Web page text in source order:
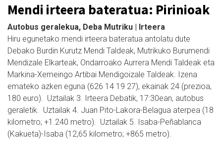
Mendi irteera bateratua: Pirinioak
Autobus geralekua, Deba Mutriku | Irteera
Hiru egunetako mendi irteera bateratua antolatu dute
Debako Burdin Kurutz Mendi Taldeak, Mutrikuko Burumendi
Mendizale Elkarteak, Ondarroako Aurrera Mendi Taldeak eta
Markina-Xemeingo Artibai Mendigoizale Taldeak. Izena
emateko azken eguna (626 14 19 27), ekainak 24 (prezioa,
180 euro). Uztailak 3. Irteera Debatik, 17:30ean, autobus
geraletik. Uztailak 4. Juan Pito-Lakora-Belagua aterpea (18
kilometro; +1.240 metro). Uztailak 5. Isaba-Peñablanca
(Kakueta)-Isaba (12,65 kilometro; +865 metro).